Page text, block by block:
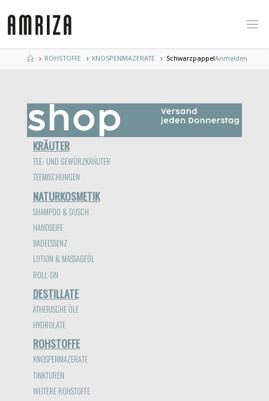
Inhalt
springen
StartROHSTOFFE KNOSPENMAZERATE SchwarzpappelAnmelden
KRÄUTER
TEE- UND GEWÜRZKRÄUTER
TEEMISCHUNGEN
NATURKOSMETIK
SHAMPOO & DUSCH
HANDSEIFE
BADEESSENZ
LOTION & MASSAGEÖL
ROLL-ON
DESTILLATE
ÄTHERISCHE ÖLE
HYDROLATE
ROHSTOFFE
KNOSPENMAZERATE
TINKTUREN
WEITERE ROHSTOFFE